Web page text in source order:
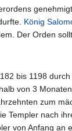
König
Der Orden
bis 1198
von 3 Monaten
zum
Templer nach
von Anfang an